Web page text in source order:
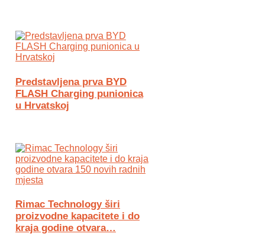
Predstavljena prva BYD
FLASH Charging punionica
u Hrvatskoj
Rimac Technology širi
proizvodne kapacitete i do
kraja godine otvara…